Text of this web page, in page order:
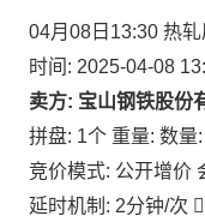
04月08日13:30 热
时间: 2025-04-08
卖方: 宝山钢铁股份
拼盘: 1个 重量: 数量
竞价模式: 公开增价
延时机制: 2分钟/次 